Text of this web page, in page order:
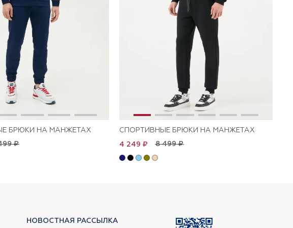
БРЮКИ НА МАНЖЕТАХ
₽
СПОРТИВНЫЕ БРЮКИ НА МАНЖЕТАХ
8 499 ₽
4 249 ₽
НОВОСТНАЯ РАССЫЛКА